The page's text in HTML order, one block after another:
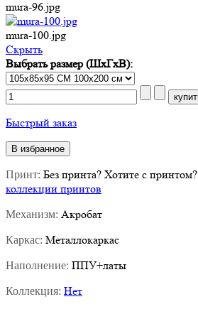
mura-96.jpg
mura-100.jpg
Cкрыть
Выбрать размер (ШхГхВ):
Быстрый заказ
В избранное
Принт: Без принта? Хотите с принтом?
коллекции принтов
Механизм: Акробат
Каркас: Металлокаркас
Наполнение: ППУ+латы
Коллекция: Нет